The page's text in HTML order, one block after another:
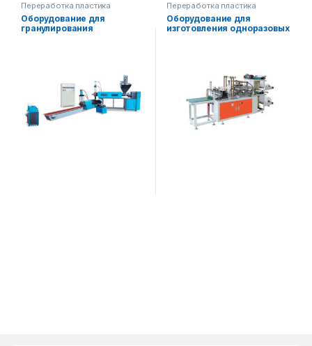
Переработка пластика
Оборудование для
гранулирования
Переработка пластика
Оборудование для
изготовления одноразовых